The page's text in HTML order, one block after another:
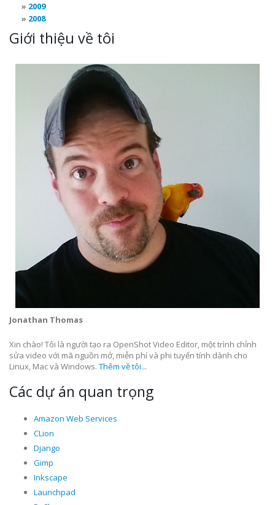
2009
2008
Giới thiệu về tôi
Jonathan Thomas
Xin chào! Tôi là người tạo ra OpenShot Video Editor, một trình chỉnh
sửa video với mã nguồn mở, miễn phí và phi tuyến tính dành cho
Linux, Mac và Windows. Thêm về tôi...
Các dự án quan trọng
Amazon Web Services
CLion
Django
Gimp
Inkscape
Launchpad